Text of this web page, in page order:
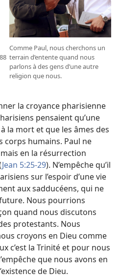
Comme Paul, nous cherchons un
terrain d’entente quand nous
parlons à des gens d’une autre
religion que nous.
la croyance pharisienne
pensaient qu’une
la mort et que les âmes des
corps humains. Paul ne
en la résurrection
Jean 5:25-29). N’empêche qu’il
sur l’espoir d’une vie
aux sadducéens, qui ne
Nous pourrions
quand nous discutons
protestants. Nous
croyons en Dieu comme
c’est la Trinité et pour nous
que nous avons en
de Dieu.